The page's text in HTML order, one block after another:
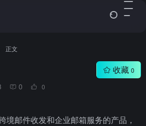
正文
0 0
收藏 0
境邮件收发和企业邮箱服务的产品，